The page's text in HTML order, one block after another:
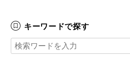
キーワードで探す